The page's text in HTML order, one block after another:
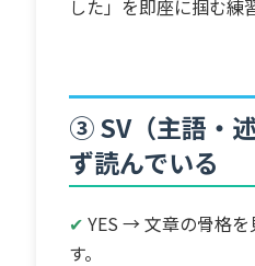
した」を即座に掴む練
③ SV（主語・
ず読んでいる
✔YES → 文章の骨格
す。